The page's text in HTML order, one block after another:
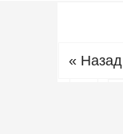
« Назад